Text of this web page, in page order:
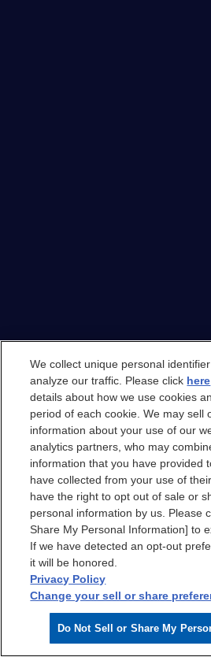
We collect unique personal
analyze our traffic. Please click here
details about how we use cookies
period of each cookie. We may sell
information about your use of our
analytics partners, who may
information that you have provided
have collected from your use of
have the right to opt out of sale or
personal information by us. Please
Share My Personal Information] to
If we have detected an opt-out
it will be honored.
Privacy Policy
Change your sell or share
Do Not Sell or Share My